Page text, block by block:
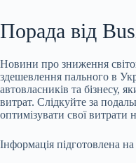
Порада від
Новини про зниження
здешевлення пального в
автовласників та бізнесу,
витрат. Слідкуйте за
оптимізувати свої витрати
Інформація підготовлена на